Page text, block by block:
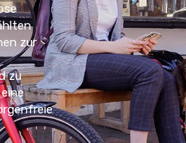
zur
zu